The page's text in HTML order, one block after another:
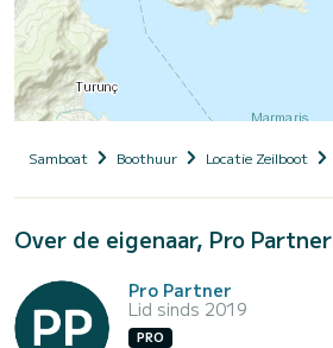
Samboat Boothuur Locatie Zeilboot
Over de eigenaar, Pro Partner
Pro Partner
Lid sinds 2019
PRO